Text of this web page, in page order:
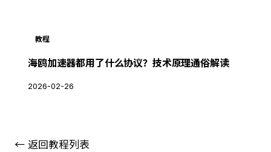
教程
海鸥加速器都用了什么协议？技术原理通俗解读
2026-02-26
← 返回教程列表